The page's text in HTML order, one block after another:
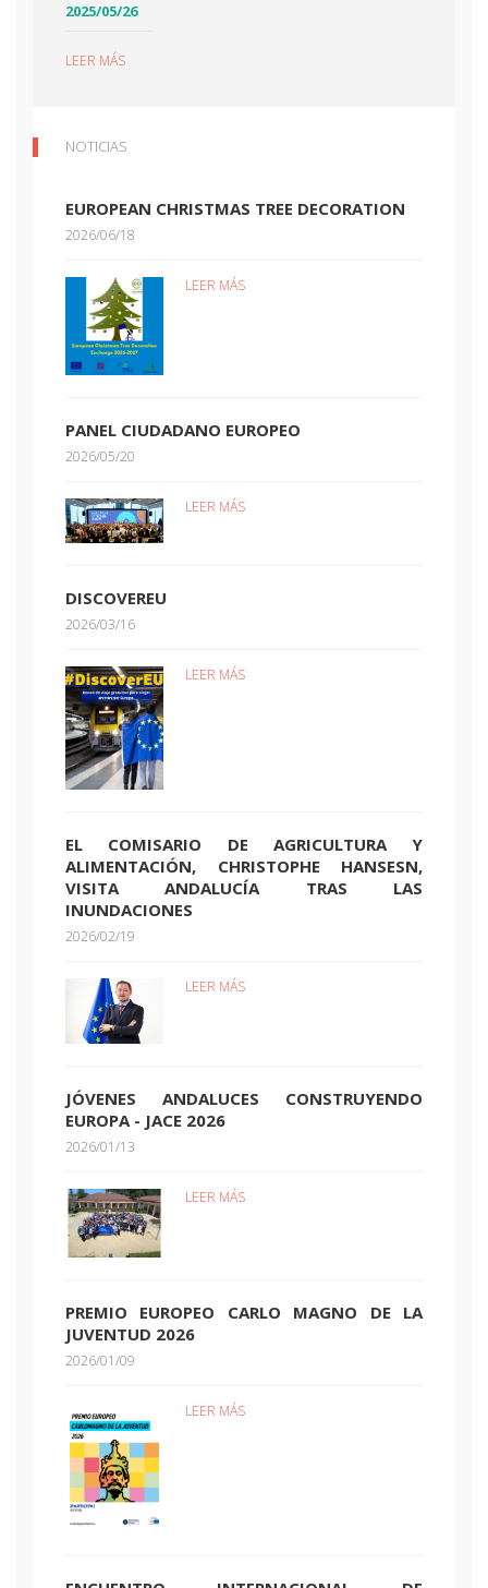
2025/05/26
LEER MÁS
NOTICIAS
EUROPEAN CHRISTMAS TREE DECORATION
2026/06/18
LEER MÁS
PANEL CIUDADANO EUROPEO
2026/05/20
LEER MÁS
DISCOVEREU
2026/03/16
LEER MÁS
EL COMISARIO DE AGRICULTURA Y
ALIMENTACIÓN, CHRISTOPHE HANSESN,
VISITA ANDALUCÍA TRAS LAS
INUNDACIONES
2026/02/19
LEER MÁS
JÓVENES ANDALUCES CONSTRUYENDO
EUROPA - JACE 2026
2026/01/13
LEER MÁS
PREMIO EUROPEO CARLO MAGNO DE LA
JUVENTUD 2026
2026/01/09
LEER MÁS